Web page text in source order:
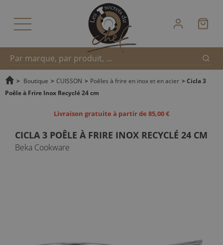
Recherche
> Boutique > CUISSON > Poêles à frire en inox et en acier > Cicla 3
Poêle à Frire Inox Recyclé 24 cm
Livraison gratuite à partir de 85,00 €
CICLA 3 POÊLE À FRIRE INOX RECYCLÉ 24 CM
Beka Cookware